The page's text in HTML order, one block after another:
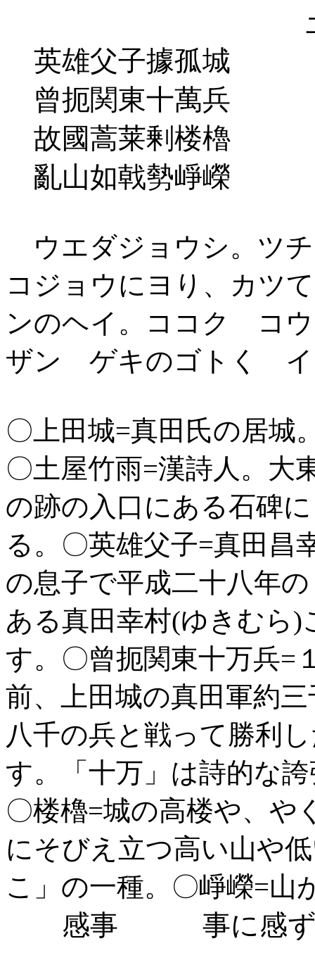
英雄父子據孤城
曾扼関東十萬兵
故國蒿莱剰楼櫓
亂山如戟勢崢嶸
ウエダジョウシ。ツ
コジョウにヨり、カ
ンのヘイ。ココク コ
ザン ゲキのゴトく イ
〇上田城=真田氏の居城
〇土屋竹雨=漢詩人。大
の跡の入口にある石碑
る。〇英雄父子=真田昌
の息子で平成二十八年
ある真田幸村(ゆきむら
す。〇曾扼関東十万兵=
前、上田城の真田軍約
八千の兵と戦って勝利
す。「十万」は詩的な
〇楼櫓=城の高楼や、や
にそびえ立つ高い山や
こ」の一種。〇崢嶸=山
感事 事に感